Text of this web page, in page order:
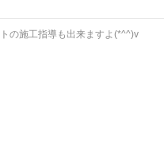
の施工指導も出来ますよ(*^^)v